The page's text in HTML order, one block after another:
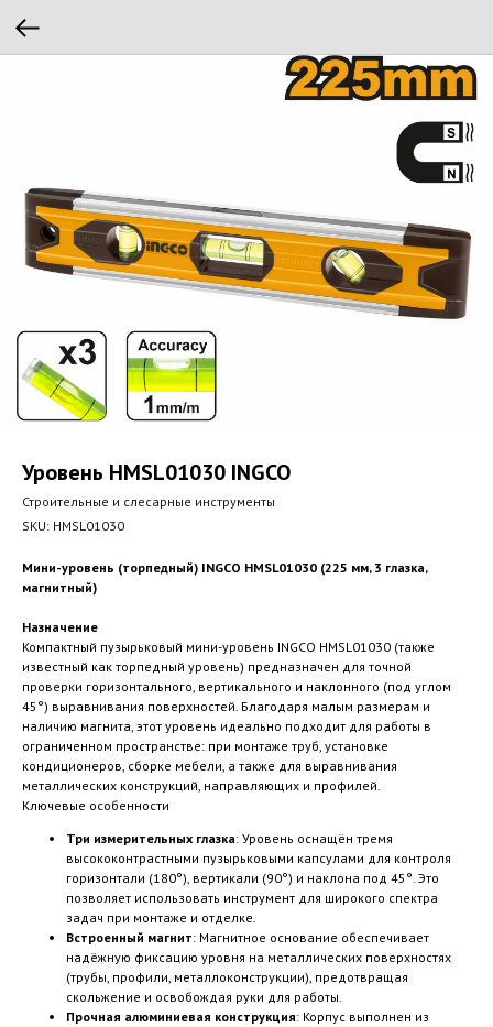
Уровень HMSL01030 INGCO
Строительные и слесарные инструменты
SKU: HMSL01030
Мини-уровень (торпедный) INGCO HMSL01030 (225 мм, 3 глазка,
магнитный)
Назначение
Компактный пузырьковый мини-уровень INGCO HMSL01030 (также
известный как торпедный уровень) предназначен для точной
проверки горизонтального, вертикального и наклонного (под углом
45°) выравнивания поверхностей. Благодаря малым размерам и
наличию магнита, этот уровень идеально подходит для работы в
ограниченном пространстве: при монтаже труб, установке
кондиционеров, сборке мебели, а также для выравнивания
металлических конструкций, направляющих и профилей.
Ключевые особенности
Три измерительных глазка: Уровень оснащён тремя
высококонтрастными пузырьковыми капсулами для контроля
горизонтали (180°), вертикали (90°) и наклона под 45°. Это
позволяет использовать инструмент для широкого спектра
задач при монтаже и отделке.
Встроенный магнит: Магнитное основание обеспечивает
надёжную фиксацию уровня на металлических поверхностях
(трубы, профили, металлоконструкции), предотвращая
скольжение и освобождая руки для работы.
Прочная алюминиевая конструкция: Корпус выполнен из